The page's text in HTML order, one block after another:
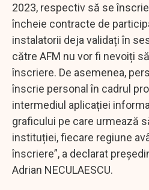
2023, respectiv să se
încheie contracte de
instalatorii deja validați în
către AFM nu vor fi nevoiți
înscriere. De asemenea,
înscrie personal în cadrul
intermediul aplicației
graficului pe care urmează
instituției, fiecare regiune
înscriere”, a declarat
Adrian NECULAESCU.